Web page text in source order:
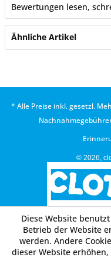
Bewertungen lesen,
Ähnliche Artikel
* Alle Preise inkl. gesetzl.
© 2026,
Diese Website
Betrieb der Website
werden. Andere
dieser Website